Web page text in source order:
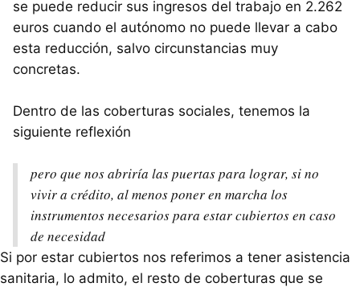
se puede reducir sus ingresos del trabajo en 2.262
euros cuando el autónomo no puede llevar a cabo
esta reducción, salvo circunstancias muy
concretas.
Dentro de las coberturas sociales, tenemos la
siguiente reflexión
pero que nos abriría las puertas para lograr, si no
vivir a crédito, al menos poner en marcha los
instrumentos necesarios para estar cubiertos en caso
de necesidad
Si por estar cubiertos nos referimos a tener asistencia
sanitaria, lo admito, el resto de coberturas que se